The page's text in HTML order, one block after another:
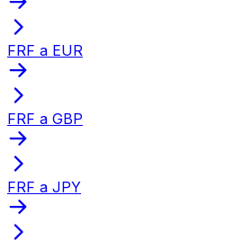
FRF a EUR
FRF a GBP
FRF a JPY